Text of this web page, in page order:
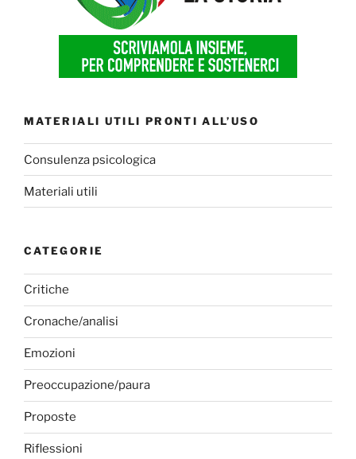
MATERIALI UTILI PRONTI ALL’USO
Consulenza psicologica
Materiali utili
CATEGORIE
Critiche
Cronache/analisi
Emozioni
Preoccupazione/paura
Proposte
Riflessioni